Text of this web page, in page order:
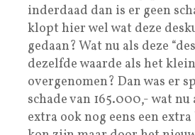
inderdaad dan is er geen
klopt hier wel wat deze
gedaan? Wat nu als deze
dezelfde waarde als het
overgenomen? Dan was er
schade van 165.000,- wat
extra ook nog eens een